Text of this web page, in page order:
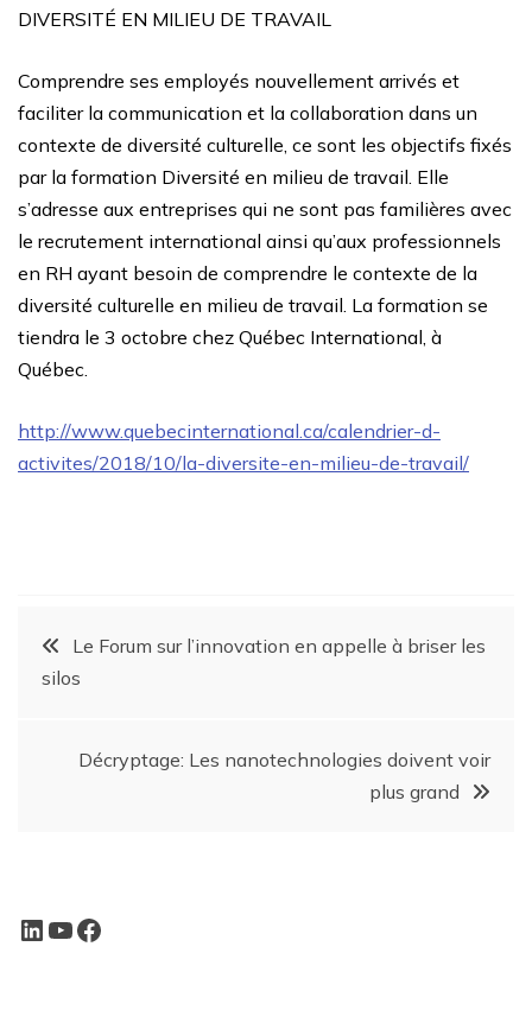
DIVERSITÉ EN MILIEU DE TRAVAIL
Comprendre ses employés nouvellement arrivés et
faciliter la communication et la collaboration dans un
contexte de diversité culturelle, ce sont les objectifs fixés
par la formation Diversité en milieu de travail. Elle
s’adresse aux entreprises qui ne sont pas familières avec
le recrutement international ainsi qu’aux professionnels
en RH ayant besoin de comprendre le contexte de la
diversité culturelle en milieu de travail. La formation se
tiendra le 3 octobre chez Québec International, à
Québec.
http://www.quebecinternational.ca/calendrier-d-
activites/2018/10/la-diversite-en-milieu-de-travail/
Le Forum sur l’innovation en appelle à briser les
silos
Décryptage: Les nanotechnologies doivent voir
plus grand